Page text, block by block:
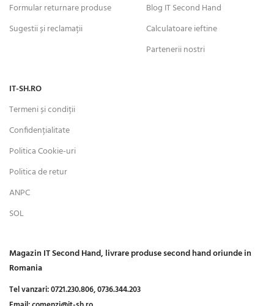
Formular returnare produse
Sugestii și reclamații
Blog IT Second Hand
Calculatoare ieftine
Partenerii nostri
IT-SH.RO
Termeni și condiții
Confidențialitate
Politica Cookie-uri
Politica de retur
ANPC
SOL
Magazin IT Second Hand, livrare produse second hand oriunde in
Romania
Tel vanzari:0721.230.806,0736.344.203